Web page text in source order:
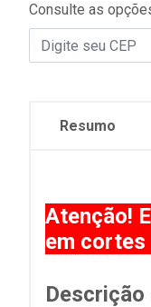
Consulte as
Resumo
Atenção!
em cortes